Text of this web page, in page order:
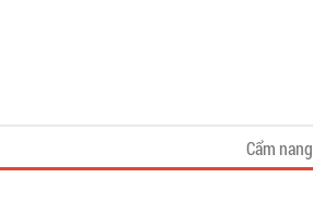
Cẩm nang